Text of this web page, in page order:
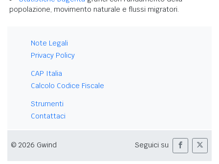
popolazione, movimento naturale e flussi migratori.
Note Legali
Privacy Policy
CAP Italia
Calcolo Codice Fiscale
Strumenti
Contattaci
© 2026 Gwind Seguici su